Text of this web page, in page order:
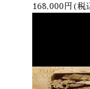
168,000円(税